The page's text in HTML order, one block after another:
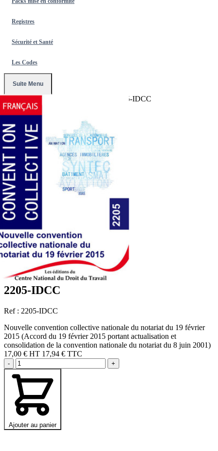
Registres
Sécurité et Santé
Les Codes
Suite Menu
Conventions Collectives 2205-IDCC
2205-IDCC
Ref : 2205-IDCC
Nouvelle convention collective nationale du notariat du 19 février
2015 (Accord du 19 février 2015 portant actualisation et
consolidation de la convention nationale du notariat du 8 juin 2001)
17,00 € HT 17,94 € TTC
- +
Ajouter au panier